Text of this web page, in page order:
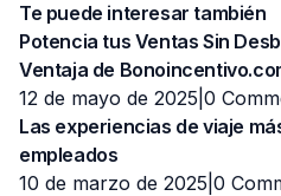
Te puede interesar también
Potencia tus Ventas Sin
Ventaja de
12 de mayo de 2025| 0
Las experiencias de viaje
empleados
10 de marzo de 2025| 0